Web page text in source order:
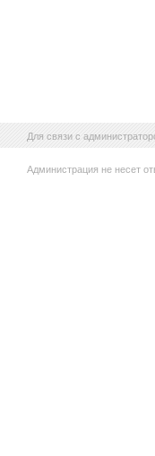
Для связи с
Администрация не несет